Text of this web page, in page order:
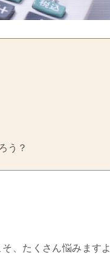
う？
、たくさん悩みますよ